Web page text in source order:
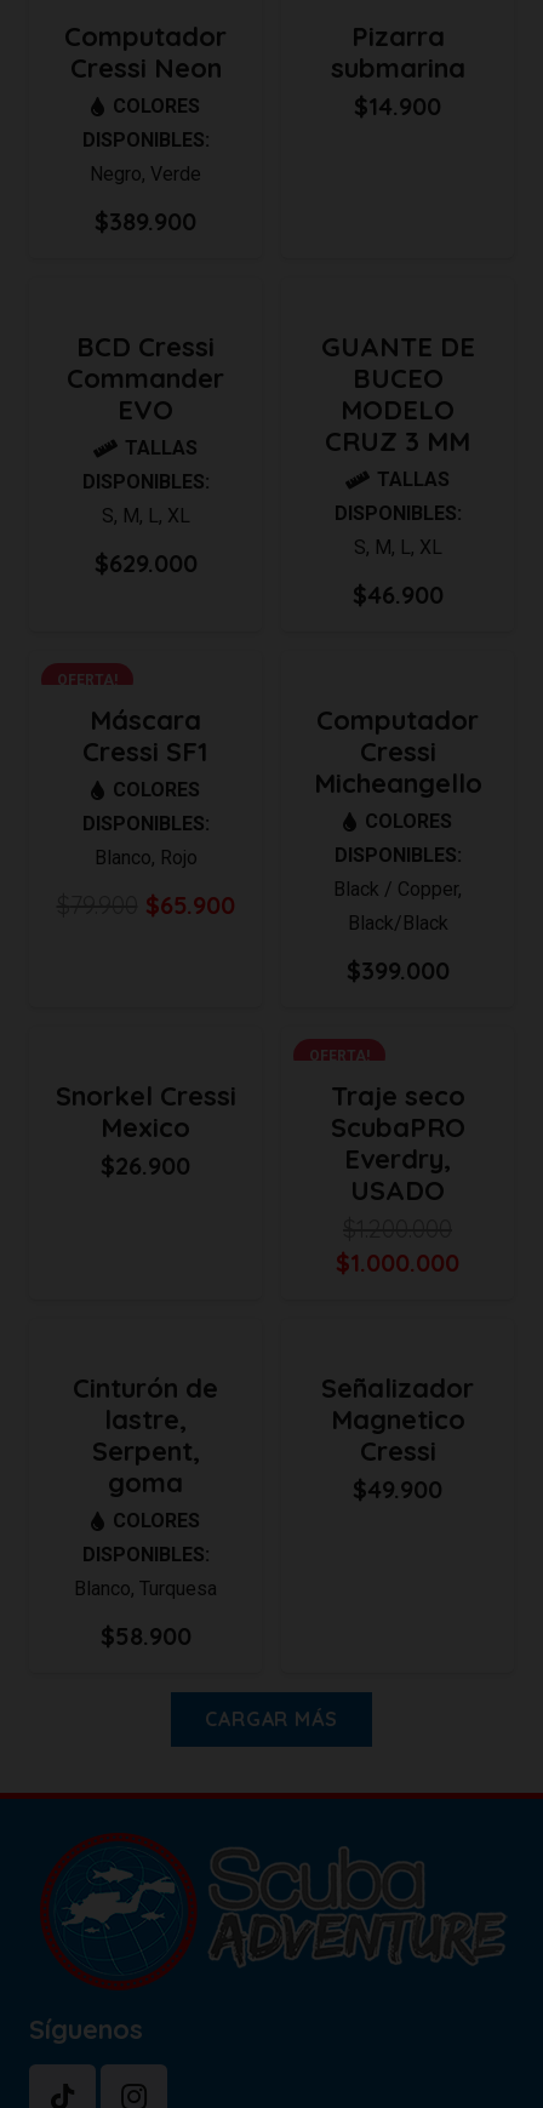
Computador
Cressi Neon
COLORES
DISPONIBLES:
Negro, Verde
$389.900
Pizarra
submarina
$14.900
BCD Cressi
Commander
EVO
TALLAS
DISPONIBLES:
S, M , L, XL
$629.000
GUANTE DE
BUCEO
MODELO
CRUZ 3 MM
TALLAS
DISPONIBLES:
S, M , L, XL
$46.900
OFERTA!
Máscara
Cressi SF1
COLORES
DISPONIBLES:
Blanco, Rojo
El
$65.900El
$65.900.
Computador
Cressi
Micheangello
COLORES
DISPONIBLES:
Black / Copper,
Black/Black
$399.000
Snorkel Cressi
Mexico
$26.900
OFERTA!
Traje seco
ScubaPRO
Everdry,
USADO
El
$1.200.000.
$1.000.000
Cinturón de
lastre,
Serpent,
goma
COLORES
DISPONIBLES:
Blanco, Turquesa
$58.900
Señalizador
Magnetico
Cressi
$49.900
CARGAR MÁS
Síguenos